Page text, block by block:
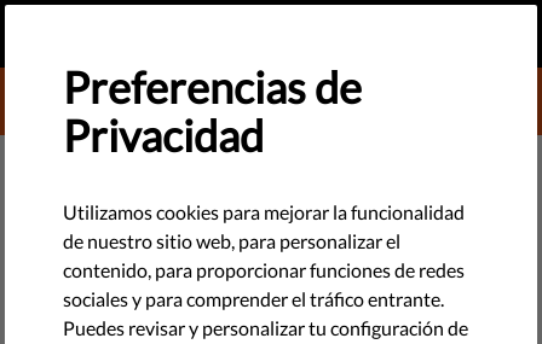
DONATE TO LIBERTIES
DEMOCRACIA Y JUSTICIA
Italia #ConLosRefugiados:
Celebración del Día Mundial de
los Refugiados
Preferencias de
Privacidad
Utilizamos cookies para mejorar la funcionalidad
de nuestro sitio web, para personalizar el
contenido, para proporcionar funciones de redes
sociales y para comprender el tráfico entrante.
Puedes revisar y personalizar tu configuración de